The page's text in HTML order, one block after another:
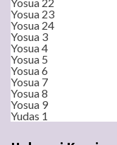
Yosua 23
Yosua 24
Yosua 3
Yosua 4
Yosua 5
Yosua 6
Yosua 7
Yosua 8
Yosua 9
Yudas 1